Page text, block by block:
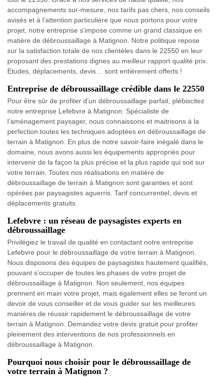
accompagnements sur-mesure, nos tarifs pas chers, nos conseils
avisés et à l’attention particulière que nous portons pour votre
projet, notre entreprise s’impose comme un grand classique en
matière de débroussaillage à Matignon. Notre politique repose
sur la satisfaction totale de nos clientèles dans le 22550 en leur
proposant des prestations dignes au meilleur rapport qualité prix.
Etudes, déplacements, devis… sont entièrement offerts !
Entreprise de débroussaillage crédible dans le 22550
Pour être sûr de profiter d’un débroussaillage parfait, plébiscitez
notre entreprise Lefebvre à Matignon. Spécialiste de
l’aménagement paysager, nous connaissons et maitrisons à la
perfection toutes les techniques adoptées en débroussaillage de
terrain à Matignon. En plus de notre savoir-faire inégalé dans le
domaine, nous avons aussi les équipements appropriés pour
intervenir de la façon la plus précise et la plus rapide qui soit sur
votre terrain. Toutes nos réalisations en matière de
débroussaillage de terrain à Matignon sont garanties et sont
opérées par paysagistes aguerris. Tarif concurrentiel, devis et
déplacements gratuits.
Lefebvre : un réseau de paysagistes experts en
débroussaillage
Privilégiez le travail de qualité en contactant notre entreprise
Lefebvre pour le débroussaillage de votre terrain à Matignon.
Nous disposons des équipes de paysagistes hautement qualifiés,
pouvant s’occuper de toutes les phases de votre projet de
débroussaillage à Matignon. Non seulement, nos équipes
prennent en main votre projet, mais également elles se feront un
devoir de vous conseiller et de vous guider sur les meilleures
manières de réussir rapidement le débroussaillage de votre
terrain à Matignon. Demandez votre devis gratuit pour profiter
pleinement des interventions de nos professionnels en
débroussaillage à Matignon.
Pourquoi nous choisir pour le débroussaillage de
votre terrain à Matignon ?